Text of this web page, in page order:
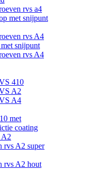
rvs a4
met snijpunt
rvs A4
snijpunt
rvs A4
410
A2
A4
met
coating
A2
rvs A2 super
rvs A2 hout